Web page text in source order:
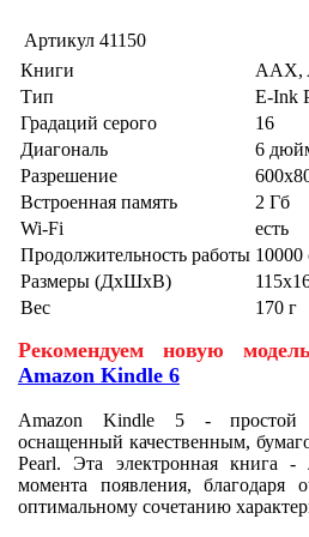
Артикул 41150
Книги
AAX,
Тип
E-Ink
Градаций серого
16
Диагональ
6
Разрешение
Встроенная память
2 Гб
Wi-Fi
есть
Продолжительность работы 10000
Размеры (ДхШхВ)
Вес
170 г
Рекомендуем новую
Amazon Kindle 6
Amazon Kindle 5 - простой
оснащенный качественным,
Pearl. Эта электронная книга
момента появления, благодаря
оптимальному сочетанию